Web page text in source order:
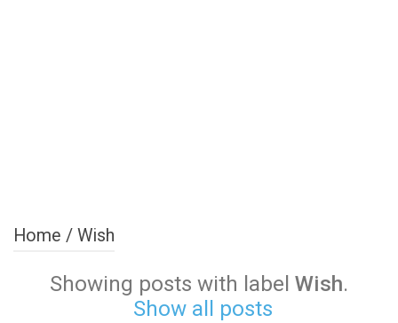
Home / Wish
Showing posts with label Wish.
Show all posts